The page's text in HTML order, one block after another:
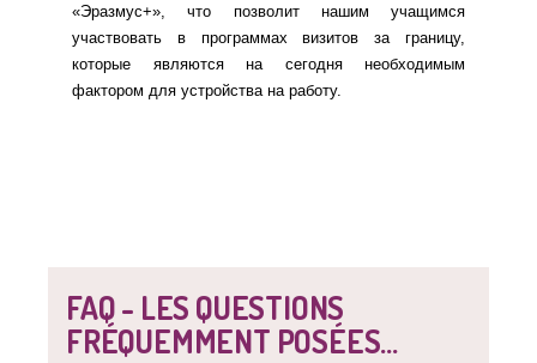
FAQ - LES QUESTIONS
FRÉQUEMMENT POSÉES...
«Эразмус+», что позволит нашим учащимся
участвовать в программах визитов за границу,
которые являются на сегодня необходимым
фактором для устройства на работу.